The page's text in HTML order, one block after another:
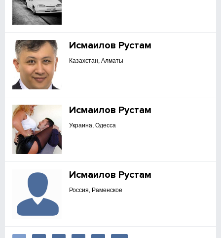
Исмаилов Рустам
Казахстан, Алматы
Исмаилов Рустам
Украина, Одесса
Исмаилов Рустам
Россия, Раменское